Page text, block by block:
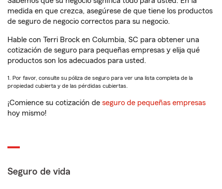
medida en que crezca, asegúrese de que tiene los productos
de seguro de negocio correctos para su negocio.
Hable con Terri Brock en Columbia, SC para obtener una
cotización de seguro para pequeñas empresas y elija qué
productos son los adecuados para usted.
1. Por favor, consulte su póliza de seguro para ver una lista completa de la
propiedad cubierta y de las pérdidas cubiertas.
¡Comience su cotización de seguro de pequeñas empresas
hoy mismo!
Seguro de vida